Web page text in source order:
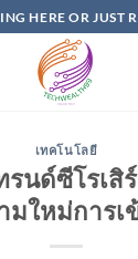
HERE OR JUST
เทคโนโลยี
รนด์ซีโรเสิ
ใหม่การเ